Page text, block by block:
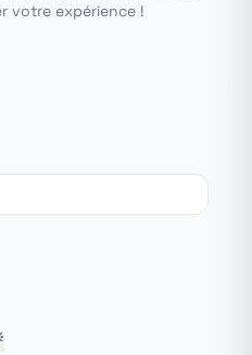
votre expérience !